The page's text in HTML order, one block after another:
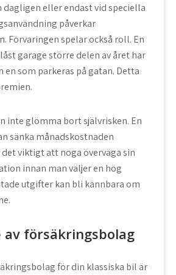
dagligen eller endast vid speciella
påverkar
Förvaringen spelar också roll. En
garage större delen av året har
en som parkeras på gatan. Detta
inte glömma bort självrisken. En
sänka månadskostnaden
det viktigt att noga överväga sin
innan man väljer en hög
utgifter kan bli kännbara om
av försäkringsbolag
för din klassiska bil är